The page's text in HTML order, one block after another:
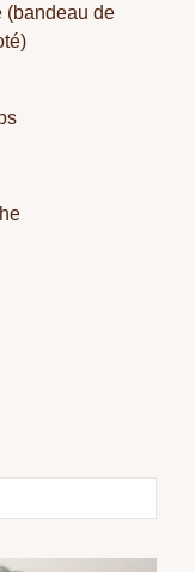
(bandeau de